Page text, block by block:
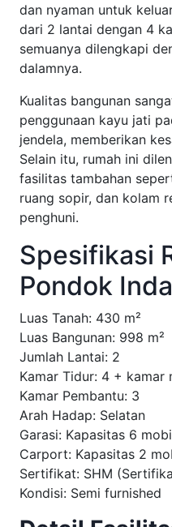
dan nyaman untuk
dari 2 lantai dengan 4
semuanya dilengkapi
dalamnya.
Kualitas bangunan
penggunaan kayu jati
jendela, memberikan
Selain itu, rumah ini
fasilitas tambahan
ruang sopir, dan kolam
penghuni.
Spesifikasi
Pondok
Luas Tanah: 430 m²
Luas Bangunan: 998 m²
Jumlah Lantai: 2
Kamar Tidur: 4 + kamar
Kamar Pembantu: 3
Arah Hadap: Selatan
Garasi: Kapasitas 6
Carport: Kapasitas 2
Sertifikat: SHM
Kondisi: Semi furnished